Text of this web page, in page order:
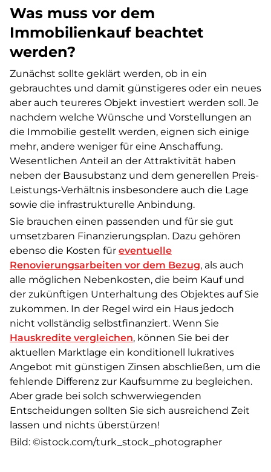
Was muss vor dem
Immobilienkauf beachtet
werden?
Zunächst sollte geklärt werden, ob in ein
gebrauchtes und damit günstigeres oder ein neues
aber auch teureres Objekt investiert werden soll. Je
nachdem welche Wünsche und Vorstellungen an
die Immobilie gestellt werden, eignen sich einige
mehr, andere weniger für eine Anschaffung.
Wesentlichen Anteil an der Attraktivität haben
neben der Bausubstanz und dem generellen Preis-
Leistungs-Verhältnis insbesondere auch die Lage
sowie die infrastrukturelle Anbindung.
Sie brauchen einen passenden und für sie gut
umsetzbaren Finanzierungsplan. Dazu gehören
ebenso die Kosten für eventuelle
Renovierungsarbeiten vor dem Bezug, als auch
alle möglichen Nebenkosten, die beim Kauf und
der zukünftigen Unterhaltung des Objektes auf Sie
zukommen. In der Regel wird ein Haus jedoch
nicht vollständig selbstfinanziert. Wenn Sie
Hauskredite vergleichen, können Sie bei der
aktuellen Marktlage ein konditionell lukratives
Angebot mit günstigen Zinsen abschließen, um die
fehlende Differenz zur Kaufsumme zu begleichen.
Aber grade bei solch schwerwiegenden
Entscheidungen sollten Sie sich ausreichend Zeit
lassen und nichts überstürzen!
Bild: ©istock.com/turk_stock_photographer